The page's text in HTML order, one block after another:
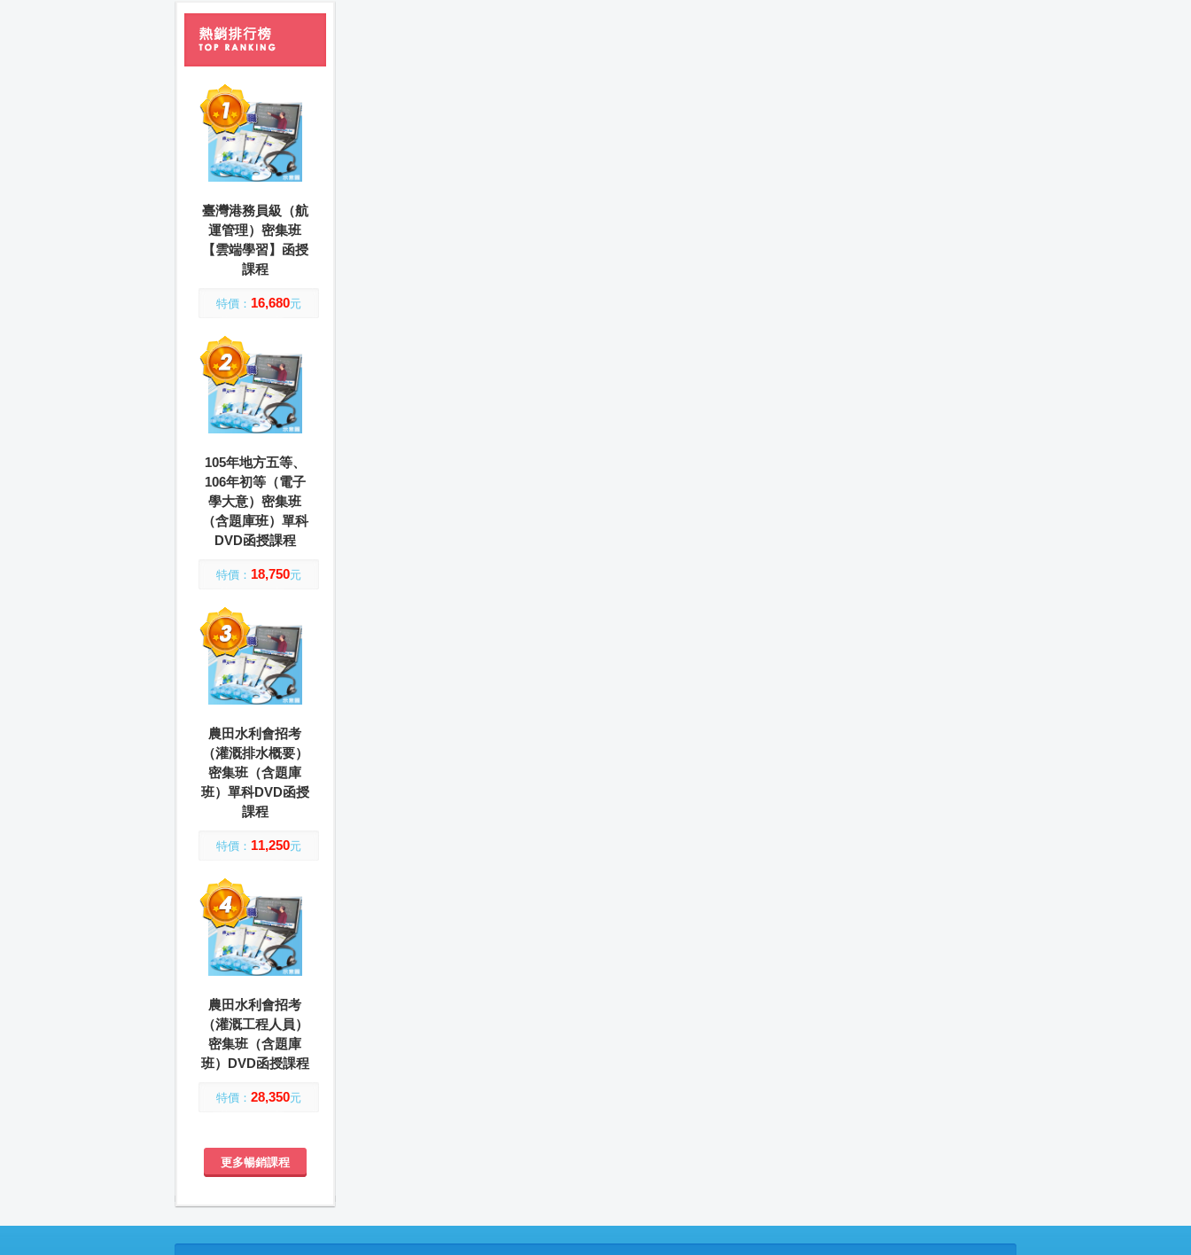
臺灣港務員級（航
運管理）密集班
【雲端學習】函授
課程
特價： 16,680元
105年地方五等、
106年初等（電子
學大意）密集班
（含題庫班）單科
DVD函授課程
特價： 18,750元
農田水利會招考
（灌溉排水概要）
密集班（含題庫
班）單科DVD函授
課程
特價： 11,250元
農田水利會招考
（灌溉工程人員）
密集班（含題庫
班）DVD函授課程
特價： 28,350元
更多暢銷課程